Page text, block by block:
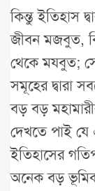
কিন্তু ইতিহাস
জীবন মজবুত,
থেকে মযবুত;
সমূহের দ্বারা
বড় বড়
দেখতে পাই
ইতিহাসের
অনেক বড়